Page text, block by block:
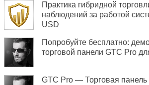
Практика гибридной
наблюдений за работой
USD
Попробуйте бесплатно:
торговой панели GTC Pro
GTC Pro — Торговая панель